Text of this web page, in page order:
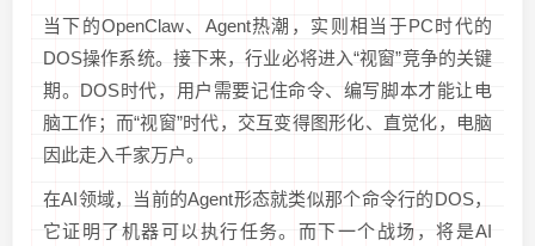
当下的OpenClaw、Agent热潮，实则相当于PC时代的
DOS操作系统。接下来，行业必将进入“视窗”竞争的关键
期。DOS时代，用户需要记住命令、编写脚本才能让电
脑工作；而“视窗”时代，交互变得图形化、直觉化，电脑
因此走入千家万户。
在AI领域，当前的Agent形态就类似那个命令行的DOS，
它证明了机器可以执行任务。而下一个战场，将是AI